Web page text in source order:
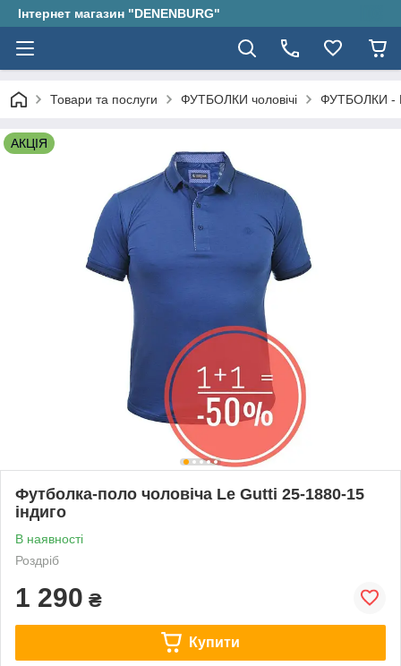
Інтернет магазин "DENENBURG"
Товари та послуги ФУТБОЛКИ чоловічі ФУТБОЛКИ -
АКЦІЯ
Футболка-поло чоловіча Le Gutti 25-1880-15
індиго
В наявності
Роздріб
1 290 ₴
Купити